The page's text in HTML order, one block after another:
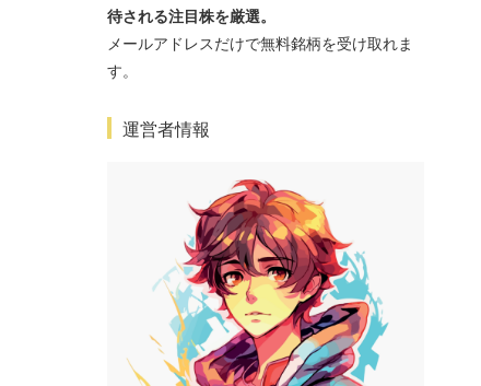
待される注目株を厳選。
メールアドレスだけで無料銘柄を受け取れま
す。
運営者情報